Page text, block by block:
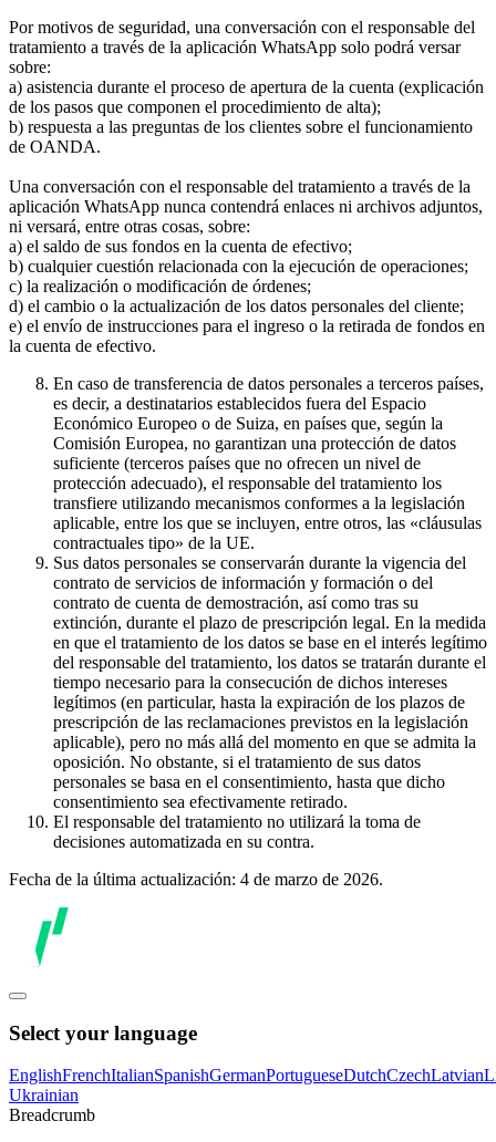
Por motivos de seguridad, una conversación con el responsable del
tratamiento a través de la aplicación WhatsApp solo podrá versar
sobre:
a) asistencia durante el proceso de apertura de la cuenta (explicación
de los pasos que componen el procedimiento de alta);
b) respuesta a las preguntas de los clientes sobre el funcionamiento
de OANDA.
Una conversación con el responsable del tratamiento a través de la
aplicación WhatsApp nunca contendrá enlaces ni archivos adjuntos,
ni versará, entre otras cosas, sobre:
a) el saldo de sus fondos en la cuenta de efectivo;
b) cualquier cuestión relacionada con la ejecución de operaciones;
c) la realización o modificación de órdenes;
d) el cambio o la actualización de los datos personales del cliente;
e) el envío de instrucciones para el ingreso o la retirada de fondos en
la cuenta de efectivo.
En caso de transferencia de datos personales a terceros países,
es decir, a destinatarios establecidos fuera del Espacio
Económico Europeo o de Suiza, en países que, según la
Comisión Europea, no garantizan una protección de datos
suficiente (terceros países que no ofrecen un nivel de
protección adecuado), el responsable del tratamiento los
transfiere utilizando mecanismos conformes a la legislación
aplicable, entre los que se incluyen, entre otros, las «cláusulas
contractuales tipo» de la UE.
Sus datos personales se conservarán durante la vigencia del
contrato de servicios de información y formación o del
contrato de cuenta de demostración, así como tras su
extinción, durante el plazo de prescripción legal. En la medida
en que el tratamiento de los datos se base en el interés legítimo
del responsable del tratamiento, los datos se tratarán durante el
tiempo necesario para la consecución de dichos intereses
legítimos (en particular, hasta la expiración de los plazos de
prescripción de las reclamaciones previstos en la legislación
aplicable), pero no más allá del momento en que se admita la
oposición. No obstante, si el tratamiento de sus datos
personales se basa en el consentimiento, hasta que dicho
consentimiento sea efectivamente retirado.
El responsable del tratamiento no utilizará la toma de
decisiones automatizada en su contra.
Fecha de la última actualización: 4 de marzo de 2026.
Select your language
EnglishFrenchItalianSpanishGermanPortugueseDutchCzechLatvian
Ukrainian
Breadcrumb